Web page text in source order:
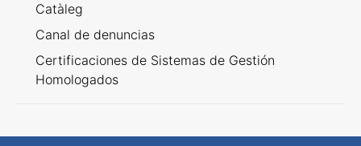
Catàleg
Canal de denuncias
Certificaciones de Sistemas de Gestión
Homologados